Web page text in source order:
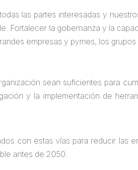
las partes interesadas y
Fortalecer la gobernanza y la
empresas y pymes, los
sean suficientes para
y la implementación de
con estas vías para reducir las
antes de 2050.